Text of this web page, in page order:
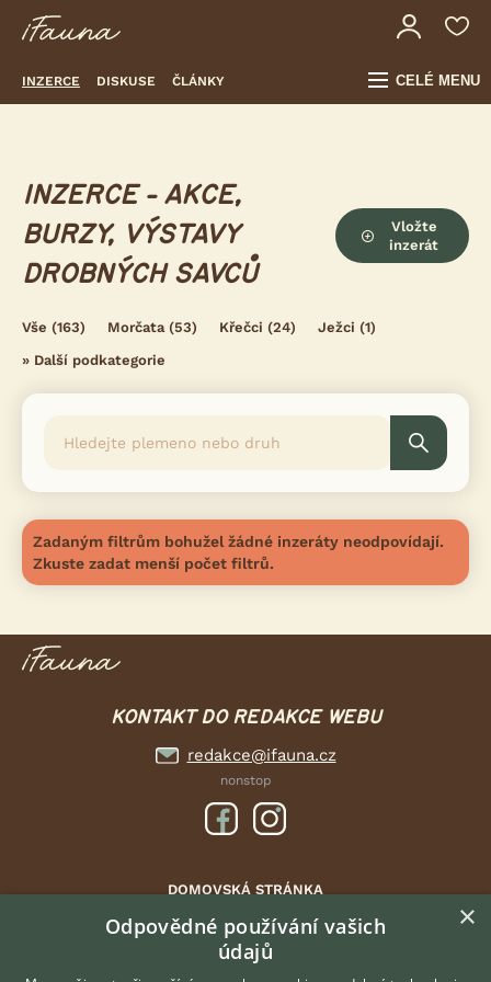
INZERCE DISKUSE ČLÁNKY CELÉ MENU
INZERCE - AKCE,
BURZY, VÝSTAVY
DROBNÝCH SAVCŮ
Vložte
inzerát
Vše (163) Morčata(53) Křečci (24) Ježci (1)
» Další podkategorie
Zadaným filtrům bohužel žádné inzeráty neodpovídají.
Zkuste zadat menší počet filtrů.
KONTAKT DO REDAKCE WEBU
redakce@ifauna.cz
nonstop
DOMOVSKÁ STRÁNKA
INZERCE
DISKUSE
ČLÁNKY
×
Odpovědné používání vašich
údajů